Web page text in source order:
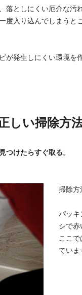
としにくい厄介な汚
度入り込んでしまう
発生しにくい環境を
しい掃除方法
見つけたらすぐ取る。
掃除方
パッキ
シで赤
ここで
ていま